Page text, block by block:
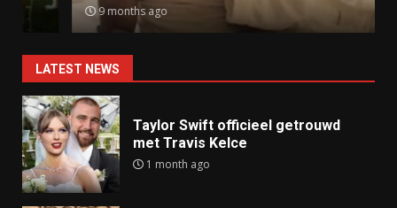
9 months ago
LATEST NEWS
Taylor Swift officieel getrouwd
met Travis Kelce
1 month ago